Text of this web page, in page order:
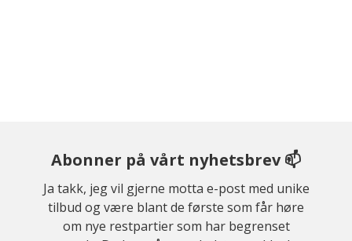
Abonner på vårt nyhetsbrev 📫
Ja takk, jeg vil gjerne motta e-post med unike
tilbud og være blant de første som får høre
om nye restpartier som har begrenset